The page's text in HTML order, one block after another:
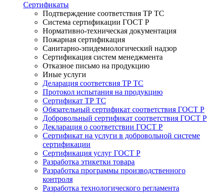
Сертификаты
Подтверждение соответствия ТР ТС
Система сертификации ГОСТ Р
Нормативно-техническая документация
Пожарная сертификация
Санитарно-эпидемиологический надзор
Сертификация систем менеджмента
Отказное письмо на продукцию
Иные услуги
Деларация соответсвия ТР ТС
Протокол испытания на продукцию
Сертификат ТР ТС
Обязательный сертификат соответствия ГОСТ Р
Добровольный сертификат соответствия ГОСТ Р
Декларация о соответствии ГОСТ Р
Сертификат на услуги в добровольной системе
сертификации
Сертификация услуг ГОСТ Р
Разработка этикетки товара
Разработка программы производственного
контроля
Разработка технологического регламента